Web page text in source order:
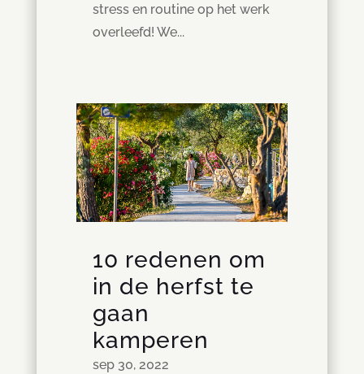
stress en routine op het werk
overleefd! We...
10 redenen om
in de herfst te
gaan
kamperen
sep 30, 2022